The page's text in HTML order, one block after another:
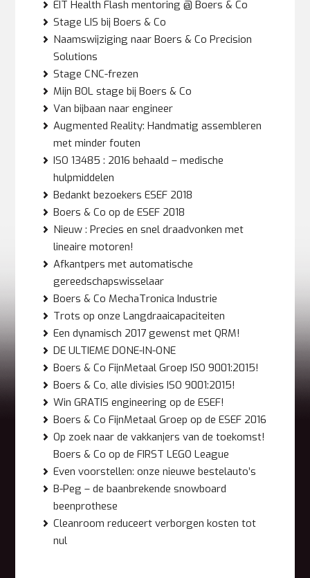
EIT Health Flash mentoring @ Boers & Co
Stage LIS bij Boers & Co
Naamswijziging naar Boers & Co Precision
Solutions
Stage CNC-frezen
Mijn BOL stage bij Boers & Co
Van bijbaan naar engineer
Augmented Reality: Handmatig assembleren
met minder fouten
ISO 13485 : 2016 behaald – medische
hulpmiddelen
Bedankt bezoekers ESEF 2018
Boers & Co op de ESEF 2018
Nieuw : Precies en snel draadvonken met
lineaire motoren!
Afkantpers met automatische
gereedschapswisselaar
Boers & Co MechaTronica Industrie
Trots op onze Langdraaicapaciteiten
Een dynamisch 2017 gewenst met QRM!
DE ULTIEME DONE-IN-ONE
Boers & Co FijnMetaal Groep ISO 9001:2015!
Boers & Co, alle divisies ISO 9001:2015!
Win GRATIS engineering op de ESEF!
Boers & Co FijnMetaal Groep op de ESEF 2016
Op zoek naar de vakkanjers van de toekomst!
Boers & Co op de FIRST LEGO League
Even voorstellen: onze nieuwe bestelauto’s
B-Peg – de baanbrekende snowboard
beenprothese
Cleanroom reduceert verborgen kosten tot
nul